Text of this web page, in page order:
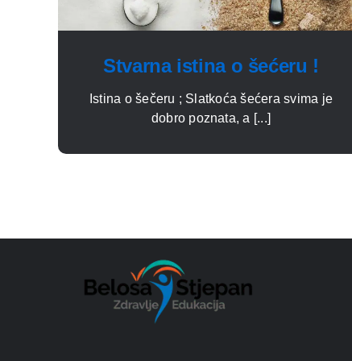
Stvarna istina o šećeru !
Istina o šečeru ; Slatkoća šećera svima je
dobro poznata, a [...]